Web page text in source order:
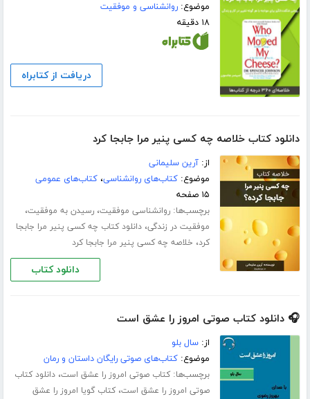
موضوع:روانشناسی و موفقیت
۱۸ دقیقه
دریافت از کتابراه
دانلود کتاب خلاصه چه کسی پنیر مرا جابجا کرد
از:آرین سلیمانی
موضوع:کتاب‌های روانشناسی،کتاب‌های عمومی
۱۵ صفحه
برچسب‌ها:روانشناسی موفقیت،رسیدن به موفقیت،
موفقیت در زندگی،دانلود کتاب چه کسی پنیر مرا جابجا
کرد، خلاصه چه کسی پنیر مرا جابجا کرد
دانلود کتاب
🎧 دانلود کتاب صوتی امروز را عشق است
از:سال بلو
موضوع:کتاب‌های صوتی رایگان داستان و رمان
برچسب‌ها:کتاب صوتی امروز را عشق است،دانلود کتاب
صوتی امروز را عشق است،کتاب گویا امروز را عشق